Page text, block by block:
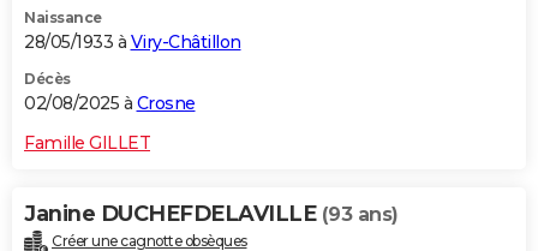
Naissance
28/05/1933 à Viry-Châtillon
Décès
02/08/2025 à Crosne
Famille GILLET
Janine DUCHEFDELAVILLE (93 ans)
Créer une cagnotte obsèques